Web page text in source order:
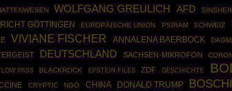
WOLFGANG GREULICH AFD
GÖTTINGEN EUROPÄISCHE UNION PSIRAM SCHWEIZ
VIVIANE FISCHER ANNALENA BAERBOCK
DEUTSCHLAND SACHSEN-MIKROFON
PASS BLACKROCK EPSTEIN FILES ZDF GESCHICHTE
CRYPTIC NGO CHINA DONALD TRUMP